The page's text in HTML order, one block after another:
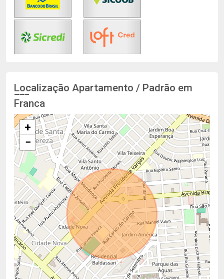
Localização Apartamento / Padrão em
Franca
+
−